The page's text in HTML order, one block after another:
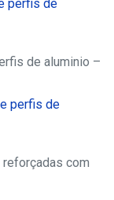
de aluminio –
com